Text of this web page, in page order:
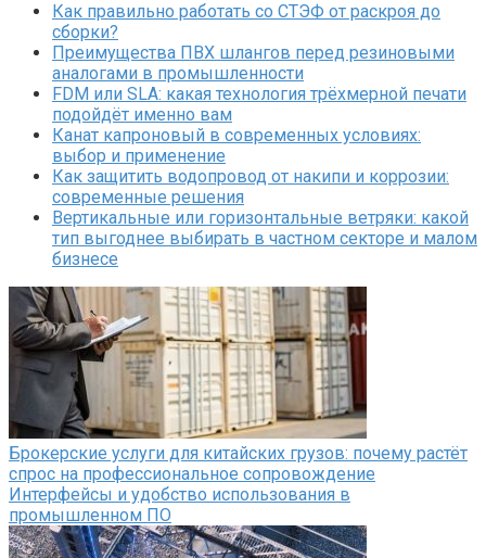
Как правильно работать со СТЭФ от раскроя до
сборки?
Преимущества ПВХ шлангов перед резиновыми
аналогами в промышленности
FDM или SLA: какая технология трёхмерной печати
подойдёт именно вам
Канат капроновый в современных условиях:
выбор и применение
Как защитить водопровод от накипи и коррозии:
современные решения
Вертикальные или горизонтальные ветряки: какой
тип выгоднее выбирать в частном секторе и малом
бизнесе
Брокерские услуги для китайских грузов: почему растёт
спрос на профессиональное сопровождение
Интерфейсы и удобство использования в
промышленном ПО